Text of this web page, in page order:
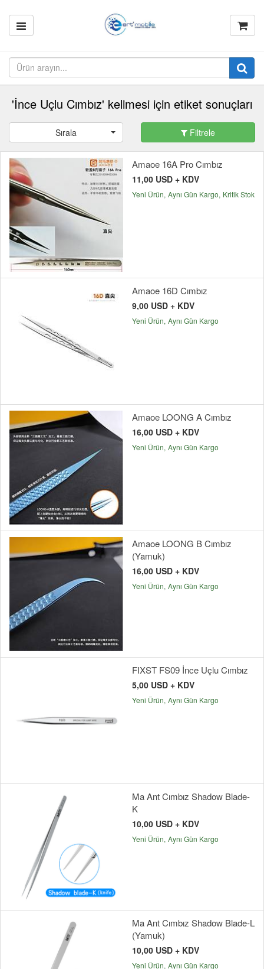
'İnce Uçlu Cımbız' kelimesi için etiket sonuçları
Sırala Filtrele
Amaoe 16A Pro Cımbız
11,00 USD + KDV
Yeni Ürün Aynı Gün Kargo Kritik Stok
Amaoe 16D Cımbız
9,00 USD + KDV
Yeni Ürün Aynı Gün Kargo
Amaoe LOONG A Cımbız
16,00 USD + KDV
Yeni Ürün Aynı Gün Kargo
Amaoe LOONG B Cımbız
(Yamuk)
16,00 USD + KDV
Yeni Ürün Aynı Gün Kargo
FIXST FS09 İnce Uçlu Cımbız
5,00 USD + KDV
Yeni Ürün Aynı Gün Kargo
Ma Ant Cımbız Shadow Blade-
K
10,00 USD + KDV
Yeni Ürün Aynı Gün Kargo
Ma Ant Cımbız Shadow Blade-L
(Yamuk)
10,00 USD + KDV
Yeni Ürün Aynı Gün Kargo